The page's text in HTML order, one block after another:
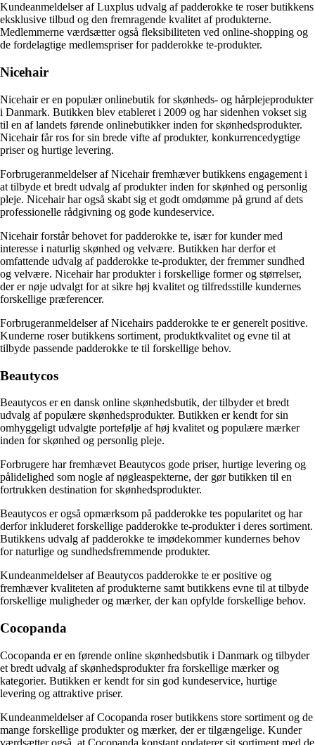
Kundeanmeldelser af Luxplus udvalg af padderokke te roser butikkens
eksklusive tilbud og den fremragende kvalitet af produkterne.
Medlemmerne værdsætter også fleksibiliteten ved online-shopping og
de fordelagtige medlemspriser for padderokke te-produkter.
Nicehair
Nicehair er en populær onlinebutik for skønheds- og hårplejeprodukter
i Danmark. Butikken blev etableret i 2009 og har sidenhen vokset sig
til en af landets førende onlinebutikker inden for skønhedsprodukter.
Nicehair får ros for sin brede vifte af produkter, konkurrencedygtige
priser og hurtige levering.
Forbrugeranmeldelser af Nicehair fremhæver butikkens engagement i
at tilbyde et bredt udvalg af produkter inden for skønhed og personlig
pleje. Nicehair har også skabt sig et godt omdømme på grund af dets
professionelle rådgivning og gode kundeservice.
Nicehair forstår behovet for padderokke te, især for kunder med
interesse i naturlig skønhed og velvære. Butikken har derfor et
omfattende udvalg af padderokke te-produkter, der fremmer sundhed
og velvære. Nicehair har produkter i forskellige former og størrelser,
der er nøje udvalgt for at sikre høj kvalitet og tilfredsstille kundernes
forskellige præferencer.
Forbrugeranmeldelser af Nicehairs padderokke te er generelt positive.
Kunderne roser butikkens sortiment, produktkvalitet og evne til at
tilbyde passende padderokke te til forskellige behov.
Beautycos
Beautycos er en dansk online skønhedsbutik, der tilbyder et bredt
udvalg af populære skønhedsprodukter. Butikken er kendt for sin
omhyggeligt udvalgte portefølje af høj kvalitet og populære mærker
inden for skønhed og personlig pleje.
Forbrugere har fremhævet Beautycos gode priser, hurtige levering og
pålidelighed som nogle af nøgleaspekterne, der gør butikken til en
fortrukken destination for skønhedsprodukter.
Beautycos er også opmærksom på padderokke tes popularitet og har
derfor inkluderet forskellige padderokke te-produkter i deres sortiment.
Butikkens udvalg af padderokke te imødekommer kundernes behov
for naturlige og sundhedsfremmende produkter.
Kundeanmeldelser af Beautycos padderokke te er positive og
fremhæver kvaliteten af produkterne samt butikkens evne til at tilbyde
forskellige muligheder og mærker, der kan opfylde forskellige behov.
Cocopanda
Cocopanda er en førende online skønhedsbutik i Danmark og tilbyder
et bredt udvalg af skønhedsprodukter fra forskellige mærker og
kategorier. Butikken er kendt for sin god kundeservice, hurtige
levering og attraktive priser.
Kundeanmeldelser af Cocopanda roser butikkens store sortiment og de
mange forskellige produkter og mærker, der er tilgængelige. Kunder
værdsætter også, at Cocopanda konstant opdaterer sit sortiment med de